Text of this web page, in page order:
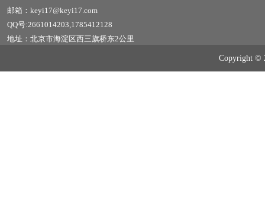
邮箱：keyi17@keyi17.com
QQ号:2661014203,1785412128
地址：北京市海淀区西三旗桥东2公里
Copyright ©